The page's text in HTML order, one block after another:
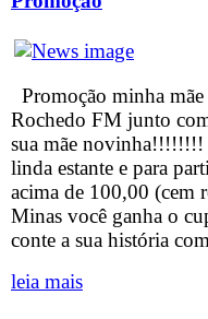
Promoção minha
Rochedo FM junto
sua mãe novinha!!!!!!!!
linda estante e para
acima de 100,00 (cem
Minas você ganha o
conte a sua história
leia mais